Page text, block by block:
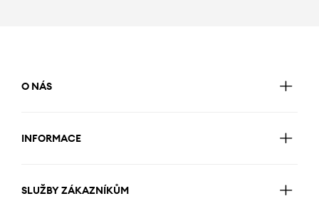
O NÁS
INFORMACE
SLUŽBY ZÁKAZNÍKŮM